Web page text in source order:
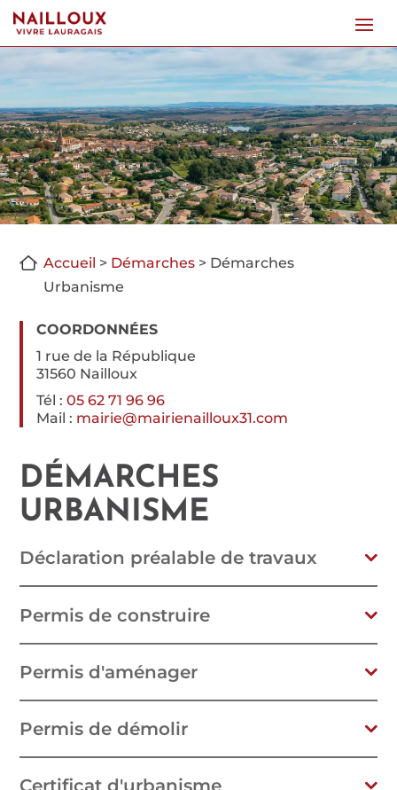
Accueil > Démarches > Démarches
Urbanisme
COORDONNÉES
1 rue de la République
31560 Nailloux
Tél : 05 62 71 96 96
Mail : mairie@mairienailloux31.com
DÉMARCHES
URBANISME
Déclaration préalable de travaux
Permis de construire
Permis d'aménager
Permis de démolir
Certificat d'urbanisme